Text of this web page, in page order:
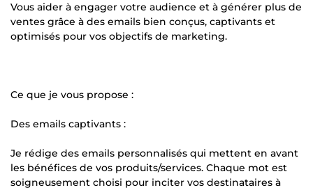
Vous aider à engager votre audience et à générer plus de
ventes grâce à des emails bien conçus, captivants et
optimisés pour vos objectifs de marketing.
Ce que je vous propose :
Des emails captivants :
Je rédige des emails personnalisés qui mettent en avant
les bénéfices de vos produits/services. Chaque mot est
soigneusement choisi pour inciter vos destinataires à